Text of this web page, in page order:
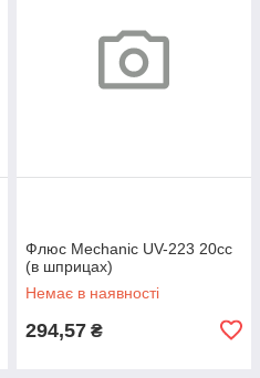
Флюс Mechanic UV-223 20сс
(в шприцах)
Немає в наявності
294,57 ₴